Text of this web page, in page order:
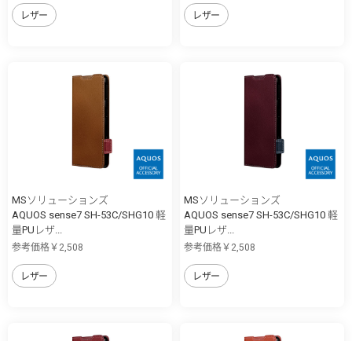
レザー レザー
MSソリューションズ
AQUOS sense7 SH-53C/SHG10 軽
量PUレザ...
参考価格￥2,508
レザー
MSソリューションズ
AQUOS sense7 SH-53C/SHG10 軽
量PUレザ...
参考価格￥2,508
レザー